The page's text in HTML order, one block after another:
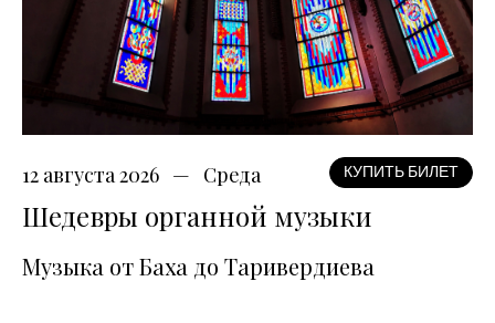
12 августа 2026 Среда КУПИТЬ БИЛЕТ
Шедевры органной музыки
Музыка от Баха до Таривердиева